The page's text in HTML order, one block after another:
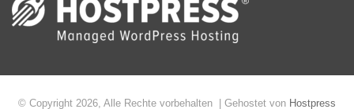
© Copyright 2026, Alle Rechte vorbehalten | Gehostet von Hostpress